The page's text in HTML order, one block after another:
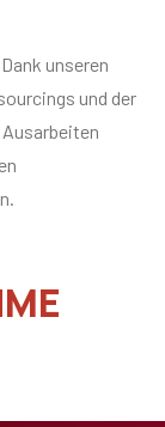
unseren
und der